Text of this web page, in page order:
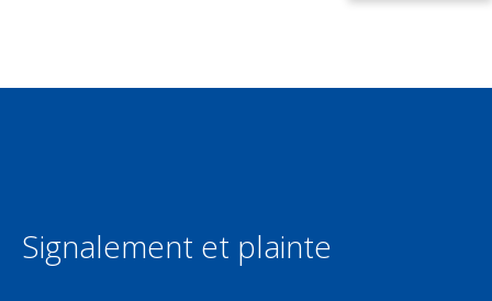
Signalement et plainte